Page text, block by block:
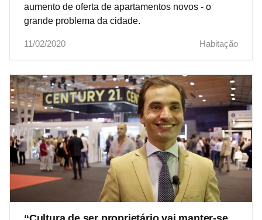
aumento de oferta de apartamentos novos - o
grande problema da cidade.
11/02/2020 Habitação